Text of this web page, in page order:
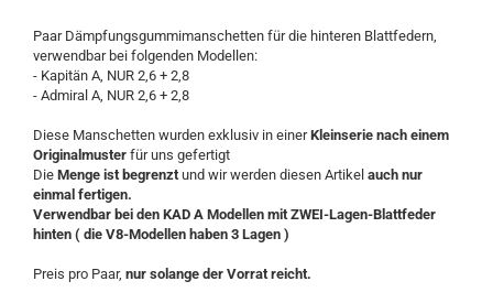
Paar Dämpfungsgummimanschetten für die hinteren Blattfedern,
verwendbar bei folgenden Modellen:
- Kapitän A, NUR 2,6 + 2,8
- Admiral A, NUR 2,6 + 2,8
Diese Manschetten wurden exklusiv in einerKleinserie nach einem
Originalmuster für uns gefertigt
Die Menge ist begrenztund wir werden diesen Artikel auch nur
einmal fertigen.
Verwendbar bei den KAD A Modellen mit ZWEI-Lagen-Blattfeder
hinten ( die V8-Modellen haben 3 Lagen )
Preis pro Paar, nur solange der Vorrat reicht.